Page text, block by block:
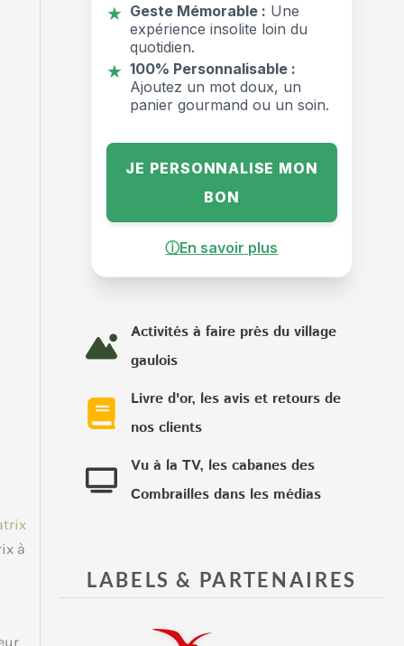
à
★ Geste Mémorable : Une
expérience insolite loin du
quotidien.
★ 100% Personnalisable :
Ajoutez un mot doux, un
panier gourmand ou un soin.
JE PERSONNALISE MON
BON
ⓘEn savoir plus
Activités à faire près du village
gaulois
Livre d'or, les avis et retours de
nos clients
Vu à la TV, les cabanes des
Combrailles dans les médias
LABELS & PARTENAIRES